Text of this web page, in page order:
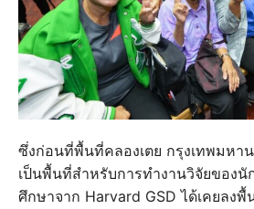
ซึ่งก่อนที่พื้นที่คลองเตย กรุงเทพมหา
เป็นพื้นที่สำหรับการทำงานวิจัยของ
ศึกษาจาก Harvard GSD ได้เคยลงพื้